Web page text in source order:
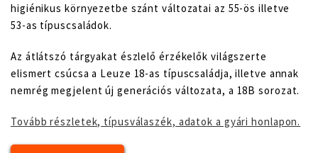
higiénikus környezetbe szánt változatai az 55-ös illetve
53-as típuscsaládok.
Az átlátszó tárgyakat észlelő érzékelők világszerte
elismert csúcsa a Leuze 18-as típuscsaládja, illetve annak
nemrég megjelent új generációs változata, a 18B sorozat.
Tovább részletek, típusválaszék, adatok a gyári honlapon.